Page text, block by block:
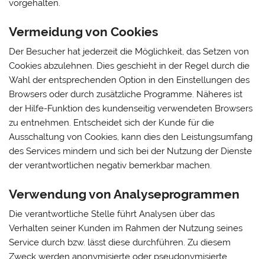
vorgehalten.
Vermeidung von Cookies
Der Besucher hat jederzeit die Möglichkeit, das Setzen von
Cookies abzulehnen. Dies geschieht in der Regel durch die
Wahl der entsprechenden Option in den Einstellungen des
Browsers oder durch zusätzliche Programme. Näheres ist
der Hilfe-Funktion des kundenseitig verwendeten Browsers
zu entnehmen. Entscheidet sich der Kunde für die
Ausschaltung von Cookies, kann dies den Leistungsumfang
des Services mindern und sich bei der Nutzung der Dienste
der verantwortlichen negativ bemerkbar machen.
Verwendung von Analyseprogrammen
Die verantwortliche Stelle führt Analysen über das
Verhalten seiner Kunden im Rahmen der Nutzung seines
Service durch bzw. lässt diese durchführen. Zu diesem
Zweck werden anonymisierte oder pseudonymisierte